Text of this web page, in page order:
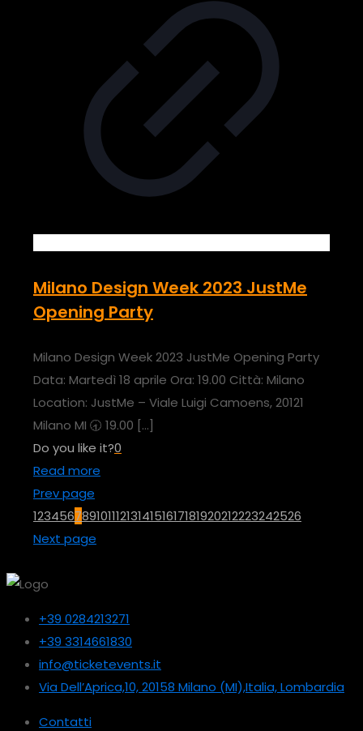
Milano Design Week 2023 JustMe
Opening Party
Milano Design Week 2023 JustMe Opening Party
Data: Martedì 18 aprile Ora: 19.00 Città: Milano
Location: JustMe – Viale Luigi Camoens, 20121
Milano MI 🕣 19.00 […]
Do you like it?0
Read more
Prev page
1234567891011121314151617181920212223242526
Next page
+39 0284213271
+39 3314661830
info@ticketevents.it
Via Dell’Aprica,10, 20158 Milano (MI),Italia, Lombardia
Contatti